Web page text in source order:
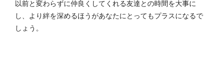
以前と変わらずに仲良くしてくれる友達との時間を大事に
し、より絆を深めるほうがあなたにとってもプラスになるで
しょう。